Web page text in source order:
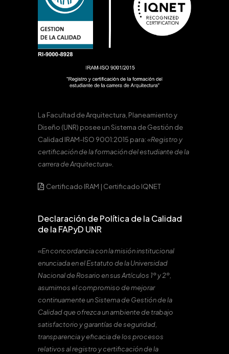
La Facultad de Arquitectura, Planeamiento y
Diseño (UNR) posee un Sistema de Gestión de
Calidad IRAM-ISO 9001:2015 para:«Registro y
certificación de la formación del estudiante de la
carrera de Arquitectura».
Certificado IRAM | Certificado IQNET
Declaración de Política de la Calidad
de la FAPyD UNR
«En concordancia con la misión institucional
enunciada en el Estatuto de la Universidad
Nacional de Rosario en sus Artículos 1º y 2º,
asumimos el compromiso de mejorar
continuamente un Sistema de Gestión de la
Calidad que ofrezca un ambiente de trabajo
satisfactorio y garantías de seguridad,
transparencia y eficacia de los procesos
relativos al registro y certificación de la